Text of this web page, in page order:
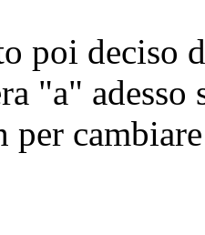
poi deciso
"a"
per